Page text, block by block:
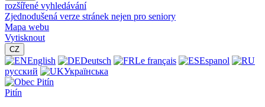
rozšířené vyhledávání
Zjednodušená verze stránek nejen pro seniory
Mapa webu
Vytisknout
CZ
English Deutsch Le français
Espanol
русский
Українська
Pitín